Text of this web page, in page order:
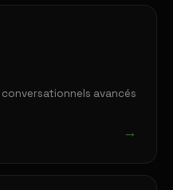
avancés
→